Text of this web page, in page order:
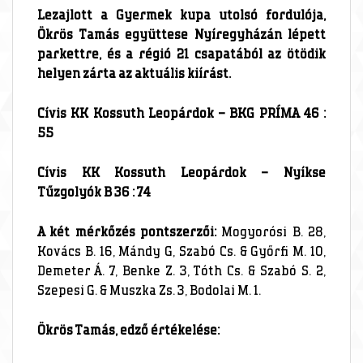
Lezajlott a Gyermek kupa utolsó fordulója,
Ökrös Tamás együttese Nyíregyházán lépett
parkettre, és a régió 21 csapatából az ötödik
helyen zárta az aktuális kiírást.
Cívis KK Kossuth Leopárdok – BKG PRÍMA 46 :
55
Cívis KK Kossuth Leopárdok – Nyíkse
Tűzgolyók B 36 : 74
A két mérkőzés pontszerzői:Mogyorósi B. 28,
Kovács B. 16, Mándy G, Szabó Cs. & Győrfi M. 10,
Demeter Á. 7, Benke Z. 3, Tóth Cs. & Szabó S. 2,
Szepesi G. & Muszka Zs. 3, Bodolai M. 1.
Ökrös Tamás, edző értékelése: